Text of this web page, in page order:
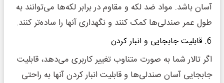
آسان باشد. مواد ضد لکه و مقاوم در برابر لکه‌ها می‌توانند به
طول عمر صندلی‌ها کمک کنند و نگهداری آنها را ساده‌تر کنند.
6. قابلیت جابجایی و انبار کردن
اگر تالار شما به صورت متناوب تغییر کاربری می‌دهد، قابلیت
جابجایی آسان صندلی‌ها و قابلیت انبار کردن آنها به راحتی